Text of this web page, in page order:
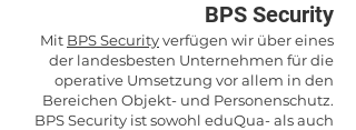
BPS Security
Mit BPS Securityverfügen wir über eines
der landesbesten Unternehmen für die
operative Umsetzung vor allem in den
Bereichen Objekt- und Personenschutz.
BPS Security ist sowohl eduQua- als auch